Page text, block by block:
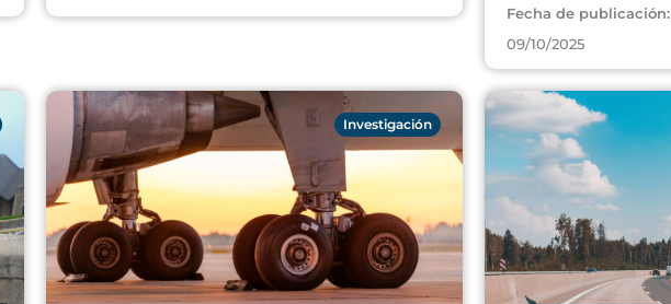
Fecha de publicación:
09/10/2025
Investigación